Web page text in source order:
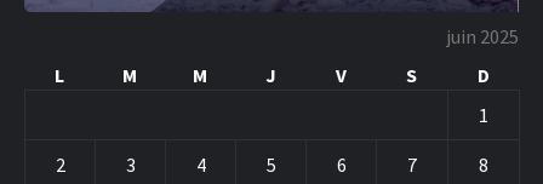
juin 2025
L
M M J V S
D
1
2 3 4 5 6 7 8